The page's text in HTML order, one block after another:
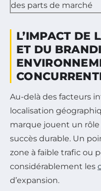
des parts de marché
L’IMPACT DE
ET DU
Au-delà des facteurs
localisation
marque jouent un
succès durable. Un
zone à faible trafic ou
considérablement les
d’expansion.